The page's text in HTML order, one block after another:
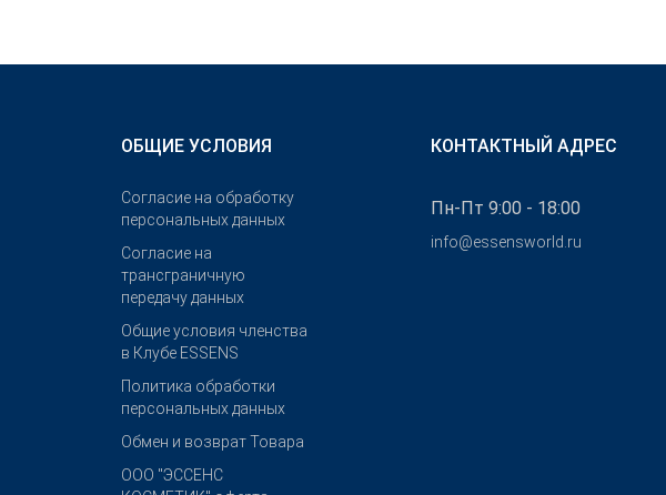
ОБЩИЕ УСЛОВИЯ
Согласие на обработку
персональных данных
Согласие на
трансграничную
передачу данных
Общие условия членства
в Клубе ESSENS
Политика обработки
персональных данных
Обмен и возврат Товара
OOO "ЭССЕНС
КОНТАКТНЫЙ АДРЕС
Пн-Пт 9:00 - 18:00
info@essensworld.ru